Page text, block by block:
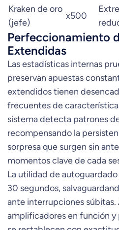
Kraken de oro
(jefe)
x500
Perfeccionamiento
Extendidas
Las estadísticas internas
preservan apuestas
extendidos tienen
frecuentes de
sistema detecta patrones
recompensando la
sorpresa que surgen sin
momentos clave de cada
La utilidad de
30 segundos,
ante interrupciones
amplificadores en función y